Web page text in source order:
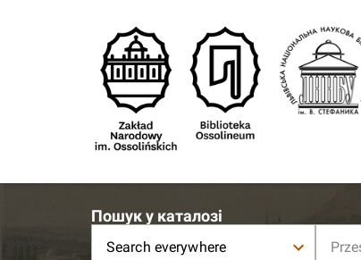
Пошук у каталозі
Search everywhere